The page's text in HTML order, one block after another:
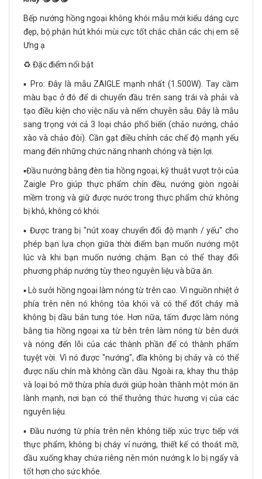
Bếp nướng hồng ngoại không khói mẫu mới kiểu dáng cực
đẹp, bộ phận hút khói mùi cực tốt chắc chắn các chị em sẽ
Ưng ạ
♻️ Đặc điểm nổi bật
▪️ Pro: Đây là mẫu ZAIGLE mạnh nhất (1.500W). Tay cầm
màu bạc ở đó để di chuyển đầu trên sang trái và phải và
tạo điều kiện cho việc nấu và nếm chuyên sâu. Đây là mẫu
sang trọng với cả 3 loại chảo phổ biến (chảo nướng, chảo
xào và chảo đôi). Cần gạt điều chỉnh các chế độ mạnh yếu
mang đến những chức năng nhanh chóng và tiện lợi.
▪️Đầu nướng bằng đèn tia hồng ngoại, kỹ thuật vượt trội của
Zaigle Pro giúp thực phẩm chín đều, nướng giòn ngoài
mềm trong và giữ được nước trong thực phẩm chứ không
bị khô, không có khói.
▪️ Được trang bị "nút xoay chuyển đổi độ mạnh / yếu" cho
phép bạn lựa chọn giữa thời điểm bạn muốn nướng một
lúc và khi bạn muốn nướng chậm. Bạn có thể thay đổi
phương pháp nướng tùy theo nguyên liệu và bữa ăn.
▪️ Lò sưởi hồng ngoại làm nóng từ trên cao. Vì nguồn nhiệt ở
phía trên nên nó không tỏa khói và có thể đốt cháy mà
không bị dầu bắn tung tóe. Hơn nữa, tấm được làm nóng
bằng tia hồng ngoại xa từ bên trên làm nóng từ bên dưới
và nóng đến lõi của các thành phần để có thành phẩm
tuyệt vời. Vì nó được "nướng", đĩa không bị cháy và có thể
được nấu chín mà không cần dầu. Ngoài ra, khay thu thập
và loại bỏ mỡ thừa phía dưới giúp hoàn thành một món ăn
lành mạnh, nơi bạn có thể thưởng thức hương vị của các
nguyên liệu.
▪️ Đầu nướng từ phía trên nên không tiếp xúc trực tiếp với
thực phẩm, không bị cháy vỉ nướng, thiết kế có thoát mỡ,
dầu xuống khay chứa riêng nên món nướng k lo bị ngấy và
tốt hơn cho sức khỏe.